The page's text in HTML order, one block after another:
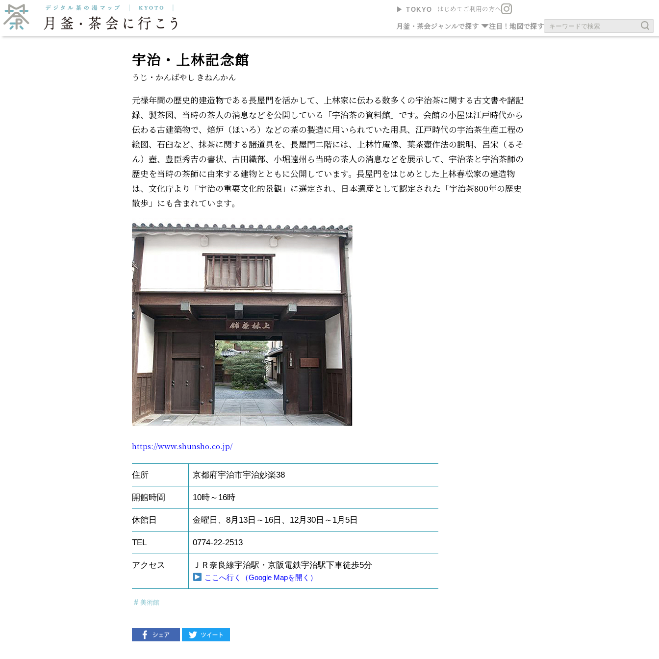
▶︎ TOKYO はじめてご利用の方へ
月釜・茶会ジャンルで探す 注目！ 地図で探す
抹茶をいただく お茶の旧跡
宇治・上林記念館
うじ・かんばやし きねんかん
元禄年間の歴史的建造物である長屋門を活かして、上林家に伝わる数多くの宇治茶に関する古文書や諸記
録、製茶図、当時の茶人の消息などを公開している「宇治茶の資料館」です。会館の小屋は江戸時代から
伝わる古建築物で、焙炉（ほいろ）などの茶の製造に用いられていた用具、江戸時代の宇治茶生産工程の
絵図、石臼など、抹茶に関する諸道具を、長屋門二階には、上林竹庵像、葉茶壺作法の説明、呂宋（るそ
ん）壺、豊臣秀吉の書状、古田織部、小堀遠州ら当時の茶人の消息などを展示して、宇治茶と宇治茶師の
歴史を当時の茶師に由来する建物とともに公開しています。長屋門をはじめとした上林春松家の建造物
は、文化庁より「宇治の重要文化的景観」に選定され、日本遺産として認定された「宇治茶800年の歴史
散歩」にも含まれています。
https://www.shunsho.co.jp/
住所 京都府宇治市宇治妙楽38
開館時間 10時～ 16時
休館日 金曜日、 8月 13日～ 16日、 12月 30日～ 1月 5日
TEL 0774-22-2513
アクセス ＪＲ奈良線宇治駅・京阪電鉄宇治駅下車徒歩5分
ここへ行く（Google Mapを開く）
美術館